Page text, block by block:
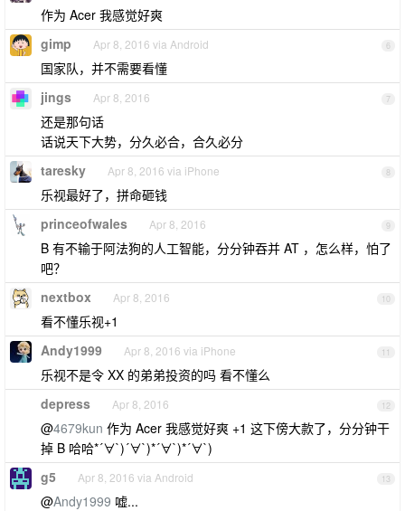
作为 Acer 我感觉好爽
6
gimp Apr 8, 2016 via Android
国家队，并不需要看懂
7
jings Apr 8, 2016
还是那句话
话说天下大势，分久必合，合久必分
8
taresky Apr 8, 2016 via iPhone
乐视最好了，拼命砸钱
9
princeofwales Apr 8, 2016
B 有不输于阿法狗的人工智能，分分钟吞并 AT ，怎么样，怕了
吧？
10
nextbox Apr 8, 2016
看不懂乐视+1
11
Andy1999 Apr 8, 2016 via iPhone
乐视不是令 XX 的弟弟投资的吗 看不懂么
12
depress Apr 8, 2016
@4679kun 作为 Acer 我感觉好爽 +1 这下傍大款了，分分钟干
掉 B 哈哈*´∀`)´∀`)*´∀`)*´∀`)
13
g5 Apr 8, 2016 via Android
@Andy1999 嘘...